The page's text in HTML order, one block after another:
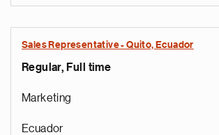
Sales Representative - Quito, Ecuador
Regular, Full time
Marketing
Ecuador